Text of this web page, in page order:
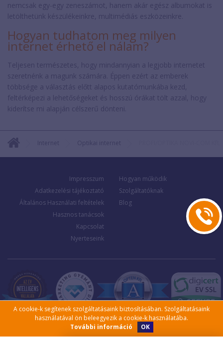
nemcsak egy-egy zeneszámot, hanem akár egész albumokat is
letölthetünk készülékeinkre, multimédiás eszközeinkre.
Hogyan tudhatom meg milyen
internet érhető el nálam?
Teljesen természetes, hogy mindannyian a legjobb internetet
szeretnénk a magunk számára. Éppen ezért az emberek
többsége a választás előtt alapos kutatómunkába kezd,
feltérképezi a lehetőségeket és hosszú órákat tölt azzal, hogy
kiderítse mi alapján célszerű dönteni.
Internet Optikai internet
Impresszum
Adatkezelési tájékoztató
Általános Használati feltételek
Hasznos tanácsok
Kapcsolat
Nyerteseink
Hogyan működik
Szolgáltatóknak
Blog
A cookie-k segítenek szolgáltatásaink biztosításában. Szolgáltatásaink
használatával ön beleegyezik a cookie-k használatába.
További információ
OK